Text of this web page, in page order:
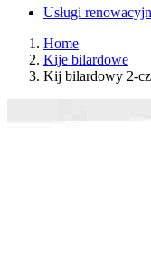
Usługi
Home
Kije bilardowe
Kij bilardowy 2-